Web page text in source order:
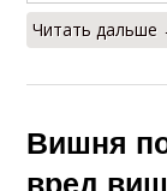
Читать дальше
Вишня